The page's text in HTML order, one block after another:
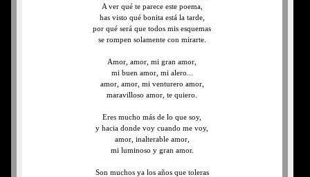
A ver qué te parece este poema,
has visto qué bonita está la tarde,
por qué será que todos mis esquemas
se rompen solamente con mirarte.
Amor, amor, mi gran amor,
mi buen amor, mi alero...
amor, amor, mi venturero amor,
maravilloso amor, te quiero.
Eres mucho más de lo que soy,
y hacia donde voy cuando me voy,
amor, inalterable amor,
mi luminoso y gran amor.
Son muchos ya los años que toleras